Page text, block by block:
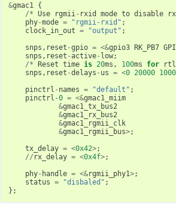
&gmac1 {
/* Use rgmii- rxid mode to disable rx
phy-mode = "rgmii-rxid" ;
clock_in_out = "output" ;
snps , reset -gpio = <&gpio3 RK_PB7
snps , reset -active- low;
/*
Reset time is 20ms , 100ms for
snps , reset -delays - us = <0 20000
pinctrl - names = "default" ;
pinctrl -0 = <&gmac1_miim
&gmac1_tx_bus2
&gmac1_rx_bus2
&gmac1_rgmii_clk
&gmac1_rgmii_bus>;
tx_delay = <0x42>;
// rx_delay = <0x4f>;
phy- handle = <&rgmii_phy1>;
status = "disbaled" ;
};